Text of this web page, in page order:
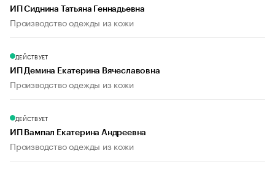
ИП Сиднина Татьяна Геннадьевна
Производство одежды из кожи
ДЕЙСТВУЕТ
ИП Демина Екатерина Вячеславовна
Производство одежды из кожи
ДЕЙСТВУЕТ
ИП Вампал Екатерина Андреевна
Производство одежды из кожи